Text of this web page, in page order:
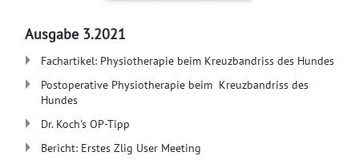
Ausgabe 3.2021
Fachartikel: Physiotherapie beim Kreuzbandriss des Hundes
Postoperative Physiotherapie beim Kreuzbandriss des
Hundes
Dr. Koch's OP-Tipp
Bericht: Erstes Zlig User Meeting